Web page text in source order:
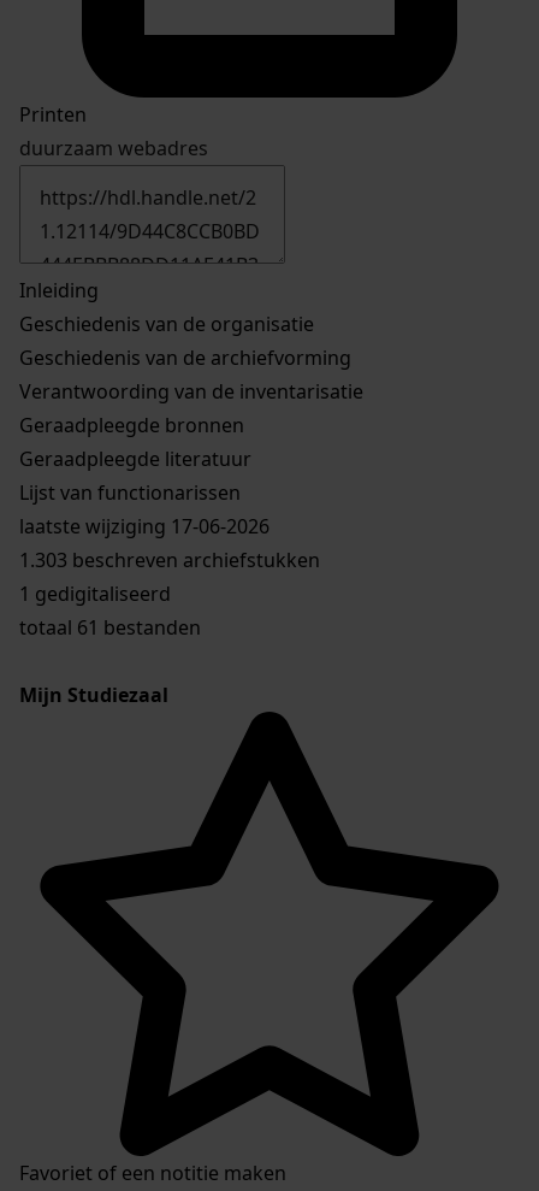
Printen
duurzaam webadres
Inleiding
Geschiedenis van de organisatie
Geschiedenis van de archiefvorming
Verantwoording van de inventarisatie
Geraadpleegde bronnen
Geraadpleegde literatuur
Lijst van functionarissen
laatste wijziging 17-06-2026
1.303 beschreven archiefstukken
1 gedigitaliseerd
totaal 61 bestanden
Mijn Studiezaal
Favoriet of een notitie maken